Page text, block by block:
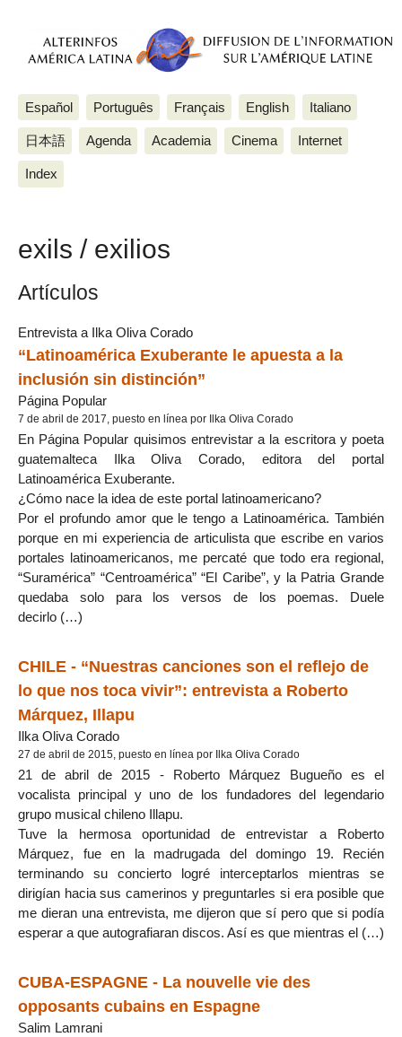
Español Português Français English Italiano
日本語 Agenda Academia Cinema Internet
Index
exils / exilios
Artículos
Entrevista a Ilka Oliva Corado
“Latinoamérica Exuberante le apuesta a la
inclusión sin distinción”
Página Popular
7 de abril de 2017, puesto en línea por Ilka Oliva Corado
En Página Popular quisimos entrevistar a la escritora y poeta
guatemalteca Ilka Oliva Corado, editora del portal
Latinoamérica Exuberante.
¿Cómo nace la idea de este portal latinoamericano?
Por el profundo amor que le tengo a Latinoamérica. También
porque en mi experiencia de articulista que escribe en varios
portales latinoamericanos, me percaté que todo era regional,
“Suramérica” “Centroamérica” “El Caribe”, y la Patria Grande
quedaba solo para los versos de los poemas. Duele
decirlo (…)
CHILE - “Nuestras canciones son el reflejo de
lo que nos toca vivir”: entrevista a Roberto
Márquez, Illapu
Ilka Oliva Corado
27 de abril de 2015, puesto en línea por Ilka Oliva Corado
21 de abril de 2015 - Roberto Márquez Bugueño es el
vocalista principal y uno de los fundadores del legendario
grupo musical chileno Illapu.
Tuve la hermosa oportunidad de entrevistar a Roberto
Márquez, fue en la madrugada del domingo 19. Recién
terminando su concierto logré interceptarlos mientras se
dirigían hacia sus camerinos y preguntarles si era posible que
me dieran una entrevista, me dijeron que sí pero que si podía
esperar a que autografiaran discos. Así es que mientras el (…)
CUBA-ESPAGNE - La nouvelle vie des
opposants cubains en Espagne
Salim Lamrani